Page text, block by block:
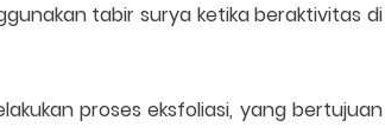
tabir surya ketika beraktivitas di
proses eksfoliasi, yang bertujuan